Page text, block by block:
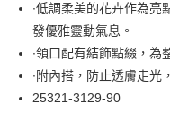
Apple Pay
悠遊付
大哥付你分期
相關說明
∙低調柔美的花卉作為亮
發優雅靈動氣息。
∙領口配有結飾點綴，為
∙附內搭，防止透膚走光
25321-3129-90